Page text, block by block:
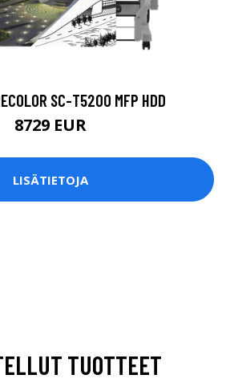
SC-T5200 MFP HDD
8729 EUR
LISÄTIETOJA
TUOTTEET